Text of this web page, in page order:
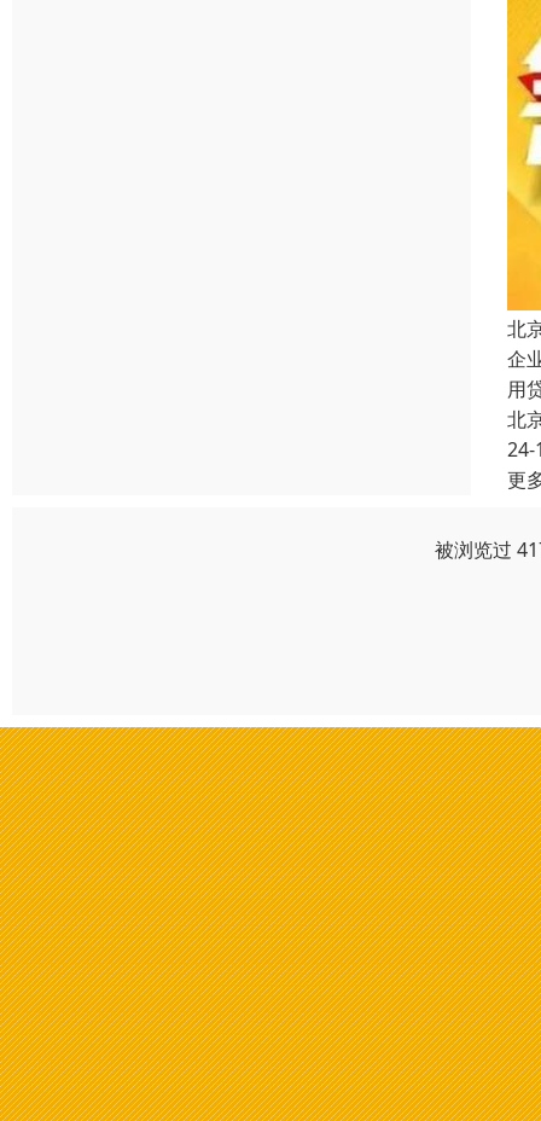
北
企
用
北
24-
更
被浏览过